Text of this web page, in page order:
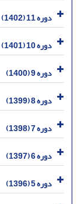
دوره 11 (1402)
دوره 10 (1401)
دوره 9 (1400)
دوره 8 (1399)
دوره 7 (1398)
دوره 6 (1397)
دوره 5 (1396)